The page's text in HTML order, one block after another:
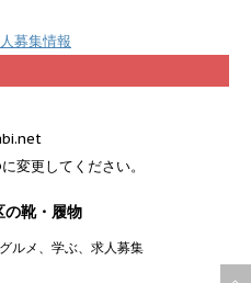
募集情報
更してください。
の靴・履物
ルメ、学ぶ、求人募集